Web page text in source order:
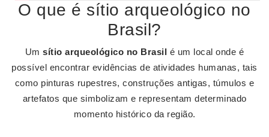
O que é sítio arqueológico no
Brasil?
Umsítio arqueológico no Brasil é um local onde é
possível encontrar evidências de atividades humanas, tais
como pinturas rupestres, construções antigas, túmulos e
artefatos que simbolizam e representam determinado
momento histórico da região.